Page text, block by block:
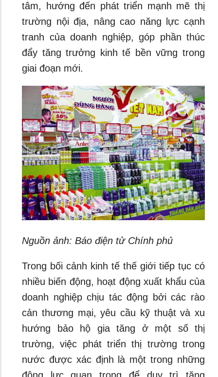
tâm, hướng đến phát triển mạnh mẽ thị
trường nội địa, nâng cao năng lực cạnh
tranh của doanh nghiệp, góp phần thúc
đẩy tăng trưởng kinh tế bền vững trong
giai đoạn mới.
Nguồn ảnh: Báo điện tử Chính phủ
Trong bối cảnh kinh tế thế giới tiếp tục có
nhiều biến động, hoạt động xuất khẩu của
doanh nghiệp chịu tác động bởi các rào
cản thương mại, yêu cầu kỹ thuật và xu
hướng bảo hộ gia tăng ở một số thị
trường, việc phát triển thị trường trong
nước được xác định là một trong những